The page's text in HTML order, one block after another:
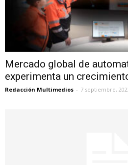
Mercado global de
experimenta un
Redacción Multimedios - 7 septiembre,